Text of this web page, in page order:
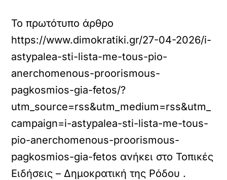
Το πρωτότυπο άρθρο
https://www.dimokratiki.gr/27-04-2026/i-
astypalea-sti-lista-me-tous-pio-
anerchomenous-proorismous-
pagkosmios-gia-fetos/?
utm_source=rss&utm_medium=rss&utm_
campaign=i-astypalea-sti-lista-me-tous-
pio-anerchomenous-proorismous-
pagkosmios-gia-fetos ανήκει στο Τοπικές
Ειδήσεις – Δημοκρατική της Ρόδου .